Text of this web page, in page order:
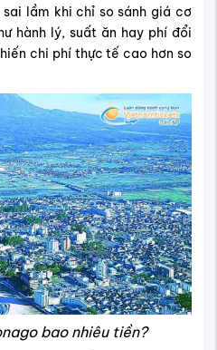
lầm khi chỉ so sánh giá cơ
hành lý, suất ăn hay phí đổi
chi phí thực tế cao hơn so
bao nhiêu tiền?